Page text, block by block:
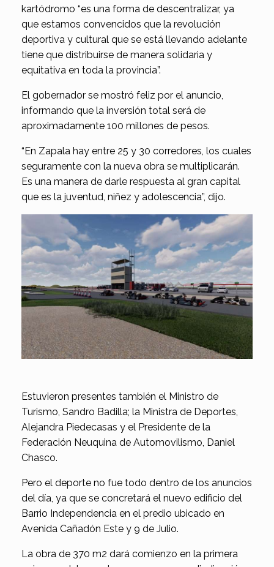
kartódromo “es una forma de descentralizar, ya
que estamos convencidos que la revolución
deportiva y cultural que se está llevando adelante
tiene que distribuirse de manera solidaria y
equitativa en toda la provincia”.
El gobernador se mostró feliz por el anuncio,
informando que la inversión total será de
aproximadamente 100 millones de pesos.
“En Zapala hay entre 25 y 30 corredores, los cuales
seguramente con la nueva obra se multiplicarán.
Es una manera de darle respuesta al gran capital
que es la juventud, niñez y adolescencia”, dijo.
Estuvieron presentes también el Ministro de
Turismo, Sandro Badilla; la Ministra de Deportes,
Alejandra Piedecasas y el Presidente de la
Federación Neuquina de Automovilismo, Daniel
Chasco.
Pero el deporte no fue todo dentro de los anuncios
del día, ya que se concretará el nuevo edificio del
Barrio Independencia en el predio ubicado en
Avenida Cañadón Este y 9 de Julio.
La obra de 370 m2 dará comienzo en la primera